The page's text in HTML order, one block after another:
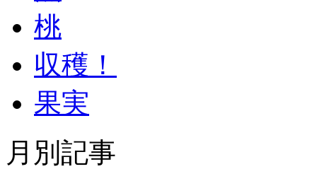
桃
収穫！
果実
月別記事